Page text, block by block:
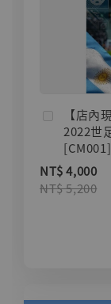
【店
2022世
[CM001]
NT$ 4,000
NT$ 5,200